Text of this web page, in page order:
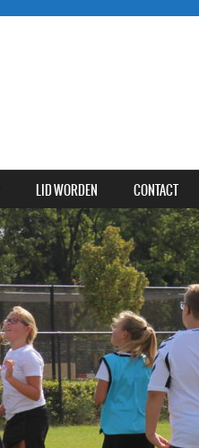
LID WORDEN CONTACT